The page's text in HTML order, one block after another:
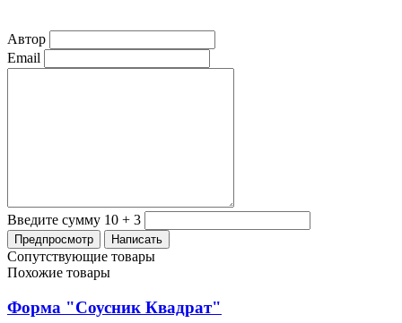
Автор
Email
Введите сумму 10 + 3
Сопутствующие товары
Похожие товары
Форма "Соусник Квадрат"